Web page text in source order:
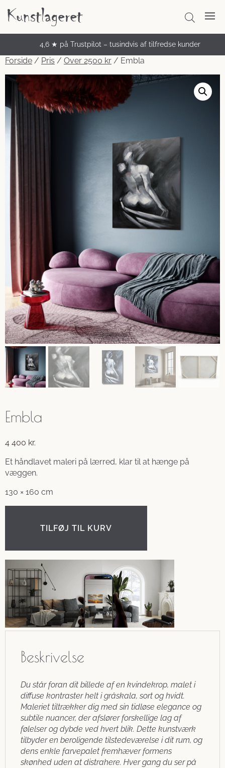
4,6 ★ på Trustpilot – tusindvis af tilfredse kunder
Unikke håndmalede malerier
Forside / Pris / Over 2500 kr / Embla
Embla
4 400 kr.
Et håndlavet maleri på lærred, klar til at hænge på
væggen.
130 × 160 cm
TILFØJ TIL KURV
Beskrivelse
Du står foran dit billede af en kvindekrop, malet i
diffuse kontraster helt i gråskala, sort og hvidt.
Maleriet tiltrækker dig med sin tidløse elegance og
subtile nuancer, der afslører forskellige lag af
følelser og dybde ved hvert blik. Dette kunstværk
tilbyder en beroligende tilstedeværelse i dit rum, og
dens enkle farvepalet fremhæver formens
skønhed uden at distrahere. Hver gang du ser på